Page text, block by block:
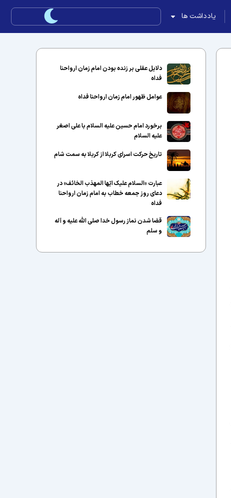
یادداشت ها
دلایل عقلی بر زنده بودن امام زمان ارواحنا
فداه
عوامل ظهور امام زمان ارواحنا فداه
برخورد امام حسین علیه السلام با علی اصغر
علیه السلام
تاریخ حرکت اسرای کربلا از کربلا به سمت شام
عبارت «السلام علیک ایّها المهذب الخائف» در
دعای روز جمعه خطاب به امام زمان ارواحنا
فداه
قضا شدن نماز رسول خدا صلی الله علیه و آله
و سلم